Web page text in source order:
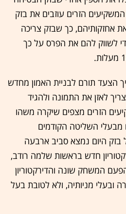
הזרים עוזבים את בזק
אחזקותיהם, כך שבזק צריכה
לשווק להם את הפרס על כך
הצעד תורם לבניית האמון מחדש
לאזן את התמונה ולהגיד
הזרים מצפים שיקרה משהו
מבעלי השליטה הקודמים
בזק היום נמצא סביב ארבעה
חדש בראשות שלמה רודב,
המשחק שונה והדירקטוריון
ובעלי מניותיה, ולא לטובת בעל